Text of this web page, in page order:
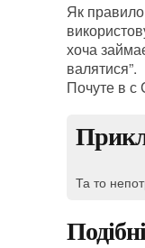
Як
хоча
валятися”.
Почуте в с
Та то